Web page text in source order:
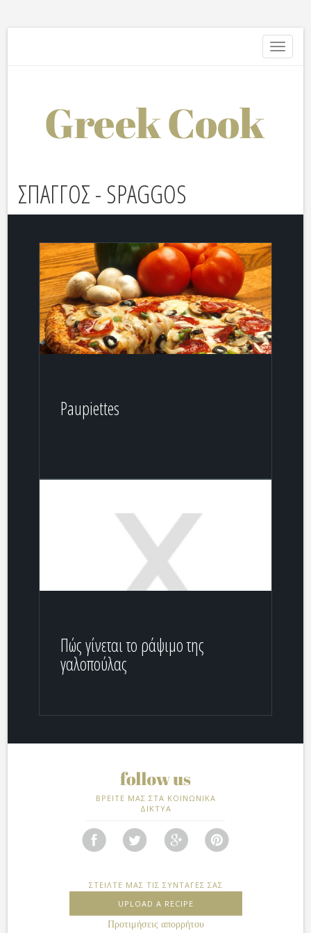
Toggle
ΣΠΑΓΓΟΣ - SPAGGOS
Paupiettes
Πώς γίνεται το ράψιμο της
γαλοπούλας
ΒΡΕΙΤΕ ΜΑΣ ΣΤΑ ΚΟΙΝΩΝΙΚΑ
ΔΙΚΤΥΑ
ΣΤΕΙΛΤΕ ΜΑΣ ΤΙΣ ΣΥΝΤΑΓΕΣ ΣΑΣ
UPLOAD A RECIPE
Προτιμήσεις απορρήτου